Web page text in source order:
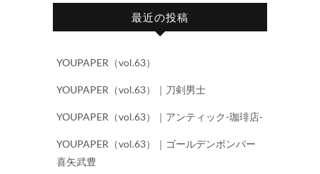
最近の投稿
YOUPAPER（vol.63）
YOUPAPER（vol.63）｜刀剣男士
YOUPAPER（vol.63）｜アンティック-珈琲店-
YOUPAPER（vol.63）｜ゴールデンボンバー
喜矢武豊